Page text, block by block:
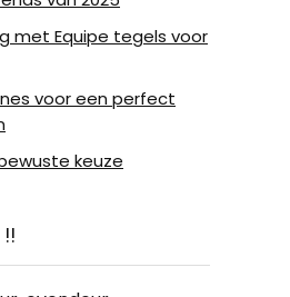
met Equipe tegels voor
voor een perfect
keuze